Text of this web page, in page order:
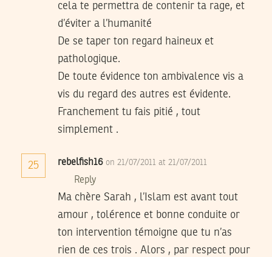
cela te permettra de contenir ta rage, et
d’éviter a l’humanité
De se taper ton regard haineux et
pathologique.
De toute évidence ton ambivalence vis a
vis du regard des autres est évidente.
Franchement tu fais pitié , tout
simplement .
25 rebelfish16 on 21/07/2011 at 21/07/2011
Reply
Ma chère Sarah , l’Islam est avant tout
amour , tolérence et bonne conduite or
ton intervention témoigne que tu n’as
rien de ces trois . Alors , par respect pour